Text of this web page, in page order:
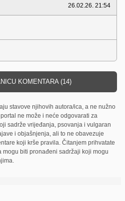
26.02.26. 21:54
KOMENTARA (14)
stavove njihovih autora/ica, a ne nužno
ne može i neće odgovarati za
sadrže vrijeđanja, psovanja i vulgaran
i objašnjenja, ali to ne obavezuje
koji krše pravila. Čitanjem prihvatate
mogu biti pronađeni sadržaji koji mogu